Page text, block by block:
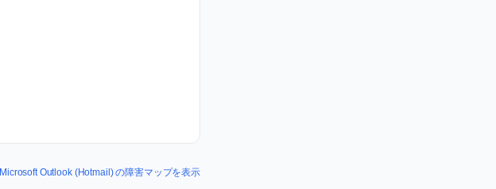
Microsoft Outlook (Hotmail) の障害マップを表示